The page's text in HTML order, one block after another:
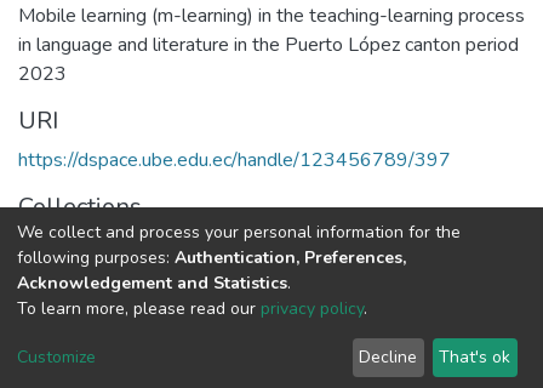
Mobile learning (m-learning) in the teaching-learning process
in language and literature in the Puerto López canton period
2023
URI
https://dspace.ube.edu.ec/handle/123456789/397
Collections
Artículos Científicos
Full item page
copyright © 2002-2026LYRASIS
We collect and process your personal information for the
following purposes: Authentication, Preferences,
Acknowledgement and Statistics.
To learn more, please read our privacy policy.
Customize Decline That's ok